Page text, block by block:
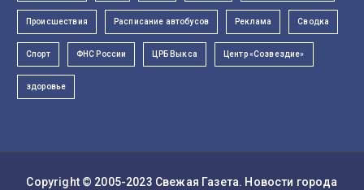
Происшествия Расписание автобусов Реклама Сводка
Спорт ФНС России ЦРБ Выкса Центр «Созвездие»
здоровье
Copyright © 2005-2023 Свежая Газета. Новости города